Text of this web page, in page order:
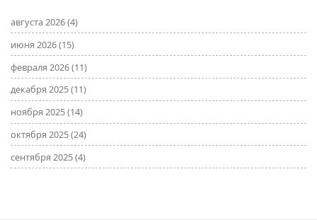
августа 2026(4)
июня 2026(15)
февраля 2026(11)
декабря 2025(11)
ноября 2025(14)
октября 2025(24)
сентября 2025(4)